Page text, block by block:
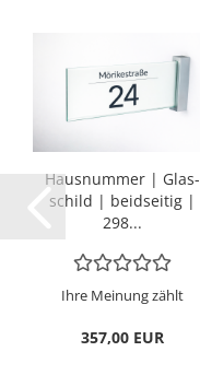
Haus­num­mer | Glas­
schild | beid­sei­tig |
298...
Ihre Meinung zählt
357,00 EUR